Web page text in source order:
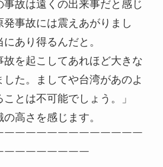
事故は遠くの出来事だと感じ
発事故には震えあがりまし
あり得るんだと。
故を起こしてあれほど大きな
た。ましてや台湾があのよ
とは不可能でしょう。」
高さを感じます。
￣￣￣￣￣￣￣￣￣￣￣￣￣
￣￣￣￣￣￣￣￣